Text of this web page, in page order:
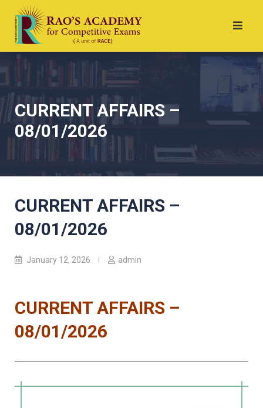
CURRENT AFFAIRS –
08/01/2026
CURRENT AFFAIRS –
08/01/2026
January 12, 2026 admin
CURRENT AFFAIRS –
08/01/2026